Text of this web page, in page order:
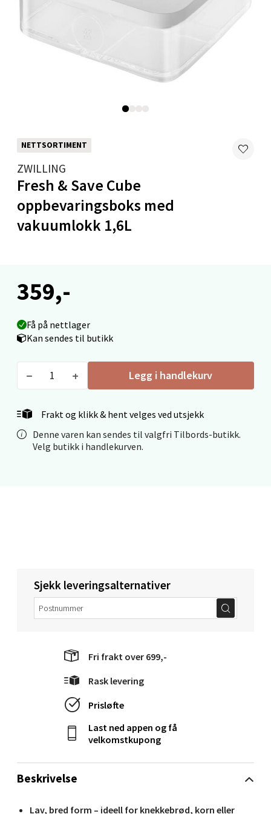
NETTSORTIMENT
ZWILLING
Fresh & Save Cube
oppbevaringsboks med
vakuumlokk 1,6L
359,-
Få på nettlager
Kan sendes til butikk
Legg i handlekurv
Frakt og klikk & hent velges ved utsjekk
Denne varen kan sendes til valgfri Tilbords-butikk.
Velg butikk i handlekurven.
Beskrivelse
Lav, bred form – ideell for knekkebrød, korn eller
Sjekk leveringsalternativer
Fri frakt over 699,-
Rask levering
Prisløfte
Last ned appen og få
velkomstkupong
Velg
Mandal - Alti Mandal
Skarvøyveien 55, 4517 Mandal
0 i butikk
Mo i Rana - Thon Senter Mo i Rana
0 i butikk
Ålesund - Thon Senter Moa
Langelandsvegen 25, 6010 Ålesund
Åpent i dag 10-20
0 i butikk
Åpent i dag 10-20
0 i butikk
Narvik - Thon Senter Malmporten
Bolagsgata 1, 8514 Narvik
Åpent i dag 10-20
0 i butikk